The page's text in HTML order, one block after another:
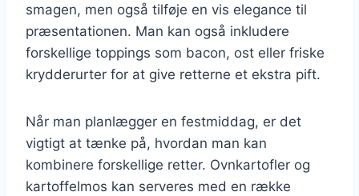
smagen, men også tilføje en vis elegance til
præsentationen. Man kan også inkludere
forskellige toppings som bacon, ost eller friske
krydderurter for at give retterne et ekstra pift.
Når man planlægger en festmiddag, er det
vigtigt at tænke på, hvordan man kan
kombinere forskellige retter. Ovnkartofler og
kartoffelmos kan serveres med en række